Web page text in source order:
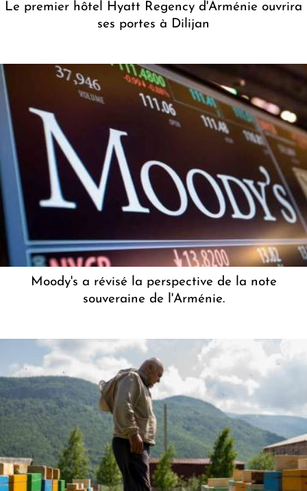
Le premier hôtel Hyatt Regency d'Arménie ouvrira
ses portes à Dilijan
Moody's a révisé la perspective de la note
souveraine de l'Arménie.